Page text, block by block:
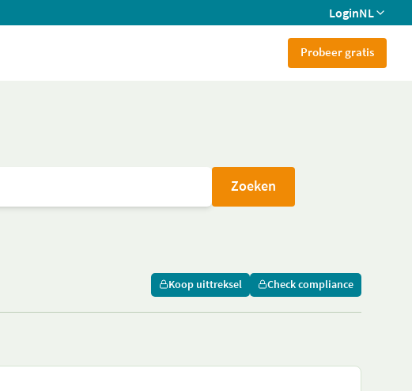
LoginNL
Probeer gratis
Zoeken
Koop uittreksel Check compliance